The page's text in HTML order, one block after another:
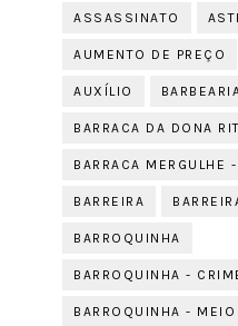
ASSASSINATO
AUMENTO DE PREÇO
AUXÍLIO
BARRACA DA DONA
BARRACA MERGULHE
BARREIRA
BARROQUINHA
BARROQUINHA -
BARROQUINHA - MEIO